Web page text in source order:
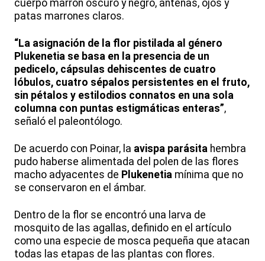
cuerpo marrón oscuro y negro, antenas, ojos y
patas marrones claros.
“La asignación de la flor pistilada al género
Plukenetia se basa en la presencia de un
pedicelo, cápsulas dehiscentes de cuatro
lóbulos, cuatro sépalos persistentes en el fruto,
sin pétalos y estilodios connatos en una sola
columna con puntas estigmáticas enteras”,
señaló el paleontólogo.
De acuerdo con Poinar, la avispa parásita hembra
pudo haberse alimentada del polen de las flores
macho adyacentes de Plukenetia mínima que no
se conservaron en el ámbar.
Dentro de la flor se encontró una larva de
mosquito de las agallas, definido en el artículo
como una especie de mosca pequeña que atacan
todas las etapas de las plantas con flores.